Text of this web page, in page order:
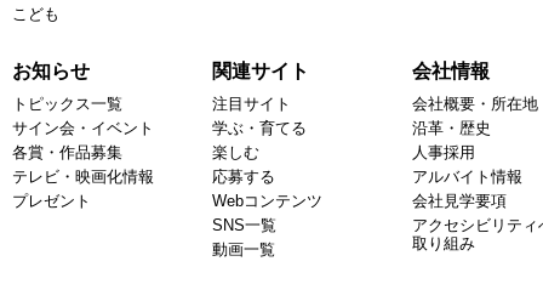
こども
お知らせ
トピックス一覧
サイン会・イベント
各賞・作品募集
テレビ・映画化情報
プレゼント
関連サイト
注目サイト
学ぶ・育てる
楽しむ
応募する
Webコンテンツ
SNS一覧
動画一覧
会社情報
会社概要・所在地
沿革・歴史
人事採用
アルバイト情報
会社見学要項
アクセシビリティ
取り組み